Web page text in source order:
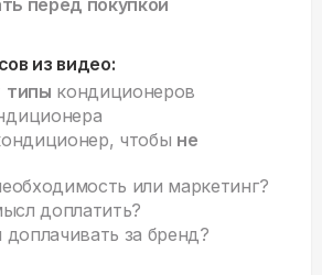
перед покупкой
из видео:
типы кондиционеров
чтобы не
или маркетинг?
доплатить?
за бренд?